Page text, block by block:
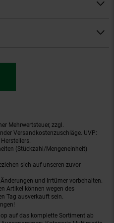
Mehrwertsteuer, zzgl.
Versandkostenzuschläge. UVP:
(Stückzahl/Mengeneinheit)
sich auf unseren zuvor
und Irrtümer vorbehalten.
Artikel können wegen des
Tag ausverkauft sein.
auf das komplette Sortiment ab